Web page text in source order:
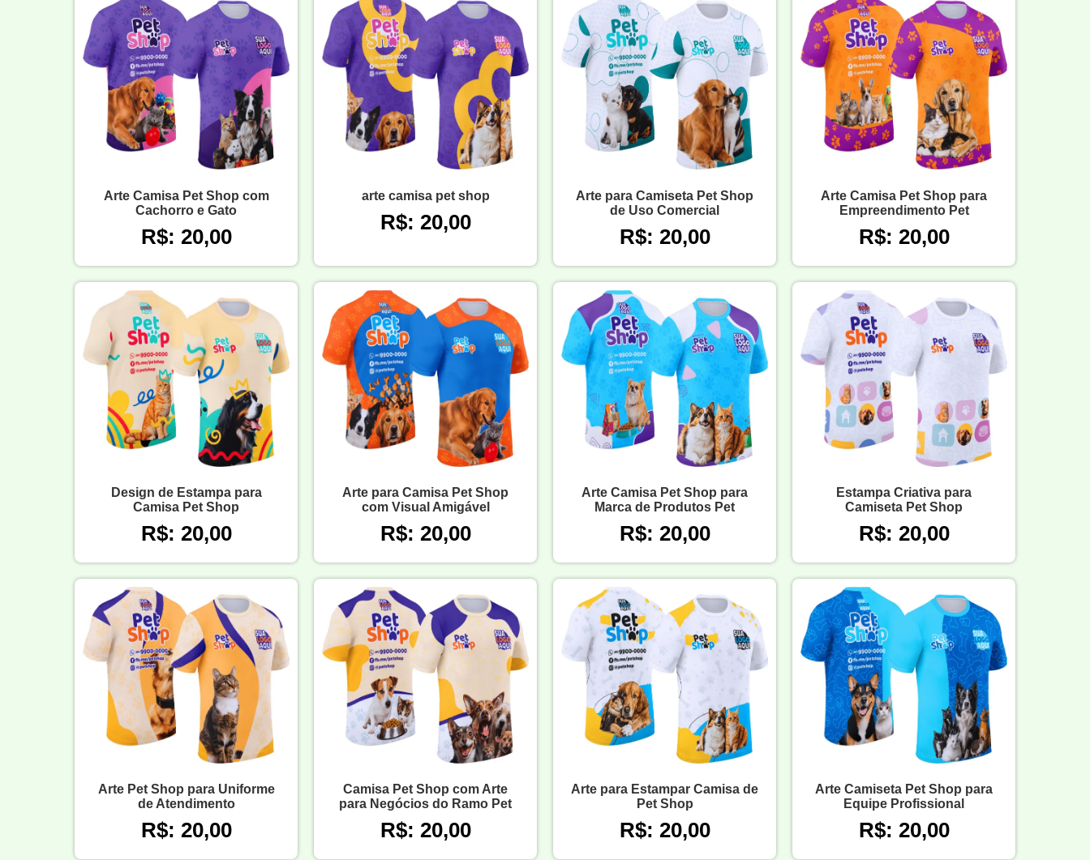
Arte Camisa Pet Shop com
Cachorro e Gato
R$: 20,00
arte camisa pet shop
R$: 20,00
Arte para Camiseta Pet Shop
de Uso Comercial
R$: 20,00
Arte Camisa Pet Shop para
Empreendimento Pet
R$: 20,00
Design de Estampa para
Camisa Pet Shop
R$: 20,00
Arte para Camisa Pet Shop
com Visual Amigável
R$: 20,00
Arte Camisa Pet Shop para
Marca de Produtos Pet
R$: 20,00
Estampa Criativa para
Camiseta Pet Shop
R$: 20,00
Arte Pet Shop para Uniforme
de Atendimento
R$: 20,00
Camisa Pet Shop com Arte
para Negócios do Ramo Pet
R$: 20,00
Arte para Estampar Camisa de
Pet Shop
R$: 20,00
Arte Camiseta Pet Shop para
Equipe Profissional
R$: 20,00